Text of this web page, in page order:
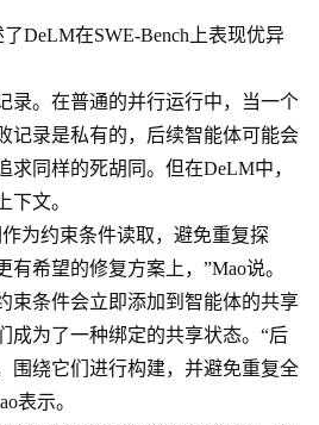
DeLM在SWE-Bench上表现优异
录。在普通的并行运行中，当一个
记录是私有的，后续智能体可能会
求同样的死胡同。但在DeLM中，
下文。
为约束条件读取，避免重复探
希望的修复方案上，”Mao说。
束条件会立即添加到智能体的共享
成为了一种绑定的共享状态。“后
围绕它们进行构建，并避免重复全
表示。